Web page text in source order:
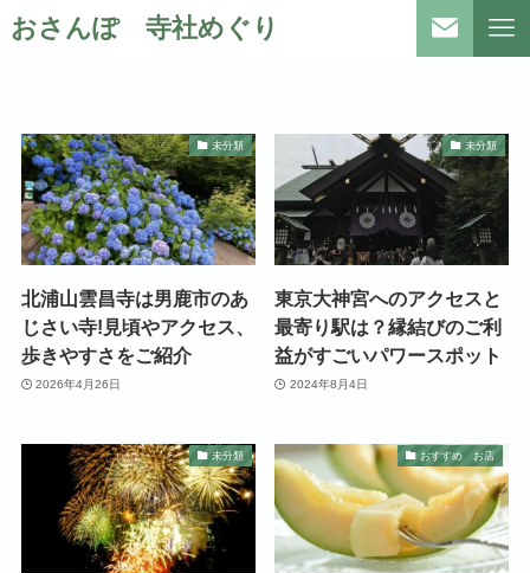
おさんぽ 寺社めぐり
未分類
北浦山雲昌寺は男鹿市のあ
じさい寺!見頃やアクセス、
歩きやすさをご紹介
2026年4月26日
未分類
東京大神宮へのアクセスと
最寄り駅は？縁結びのご利
益がすごいパワースポット
2024年8月4日
未分類 おすすめ お店